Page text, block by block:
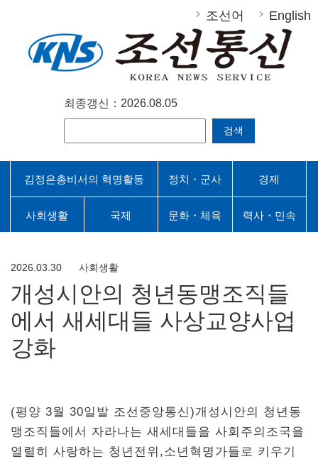
조선어 English
최종갱신：2026.08.05
검색
김정은총비서의 혁명활동 정치・군사 경제
사회생활 국제 문화・체육 력사・민속
2026.03.30 사회생활
개성시안의 청년동맹조직들
에서 새세대들 사상교양사업
강화
(평양 3월 30일발 조선중앙통신)개성시안의 청년동
맹조직들에서 자라나는 새세대들을 사회주의조국을
열렬히 사랑하는 청년전위,소년혁명가들로 키우기